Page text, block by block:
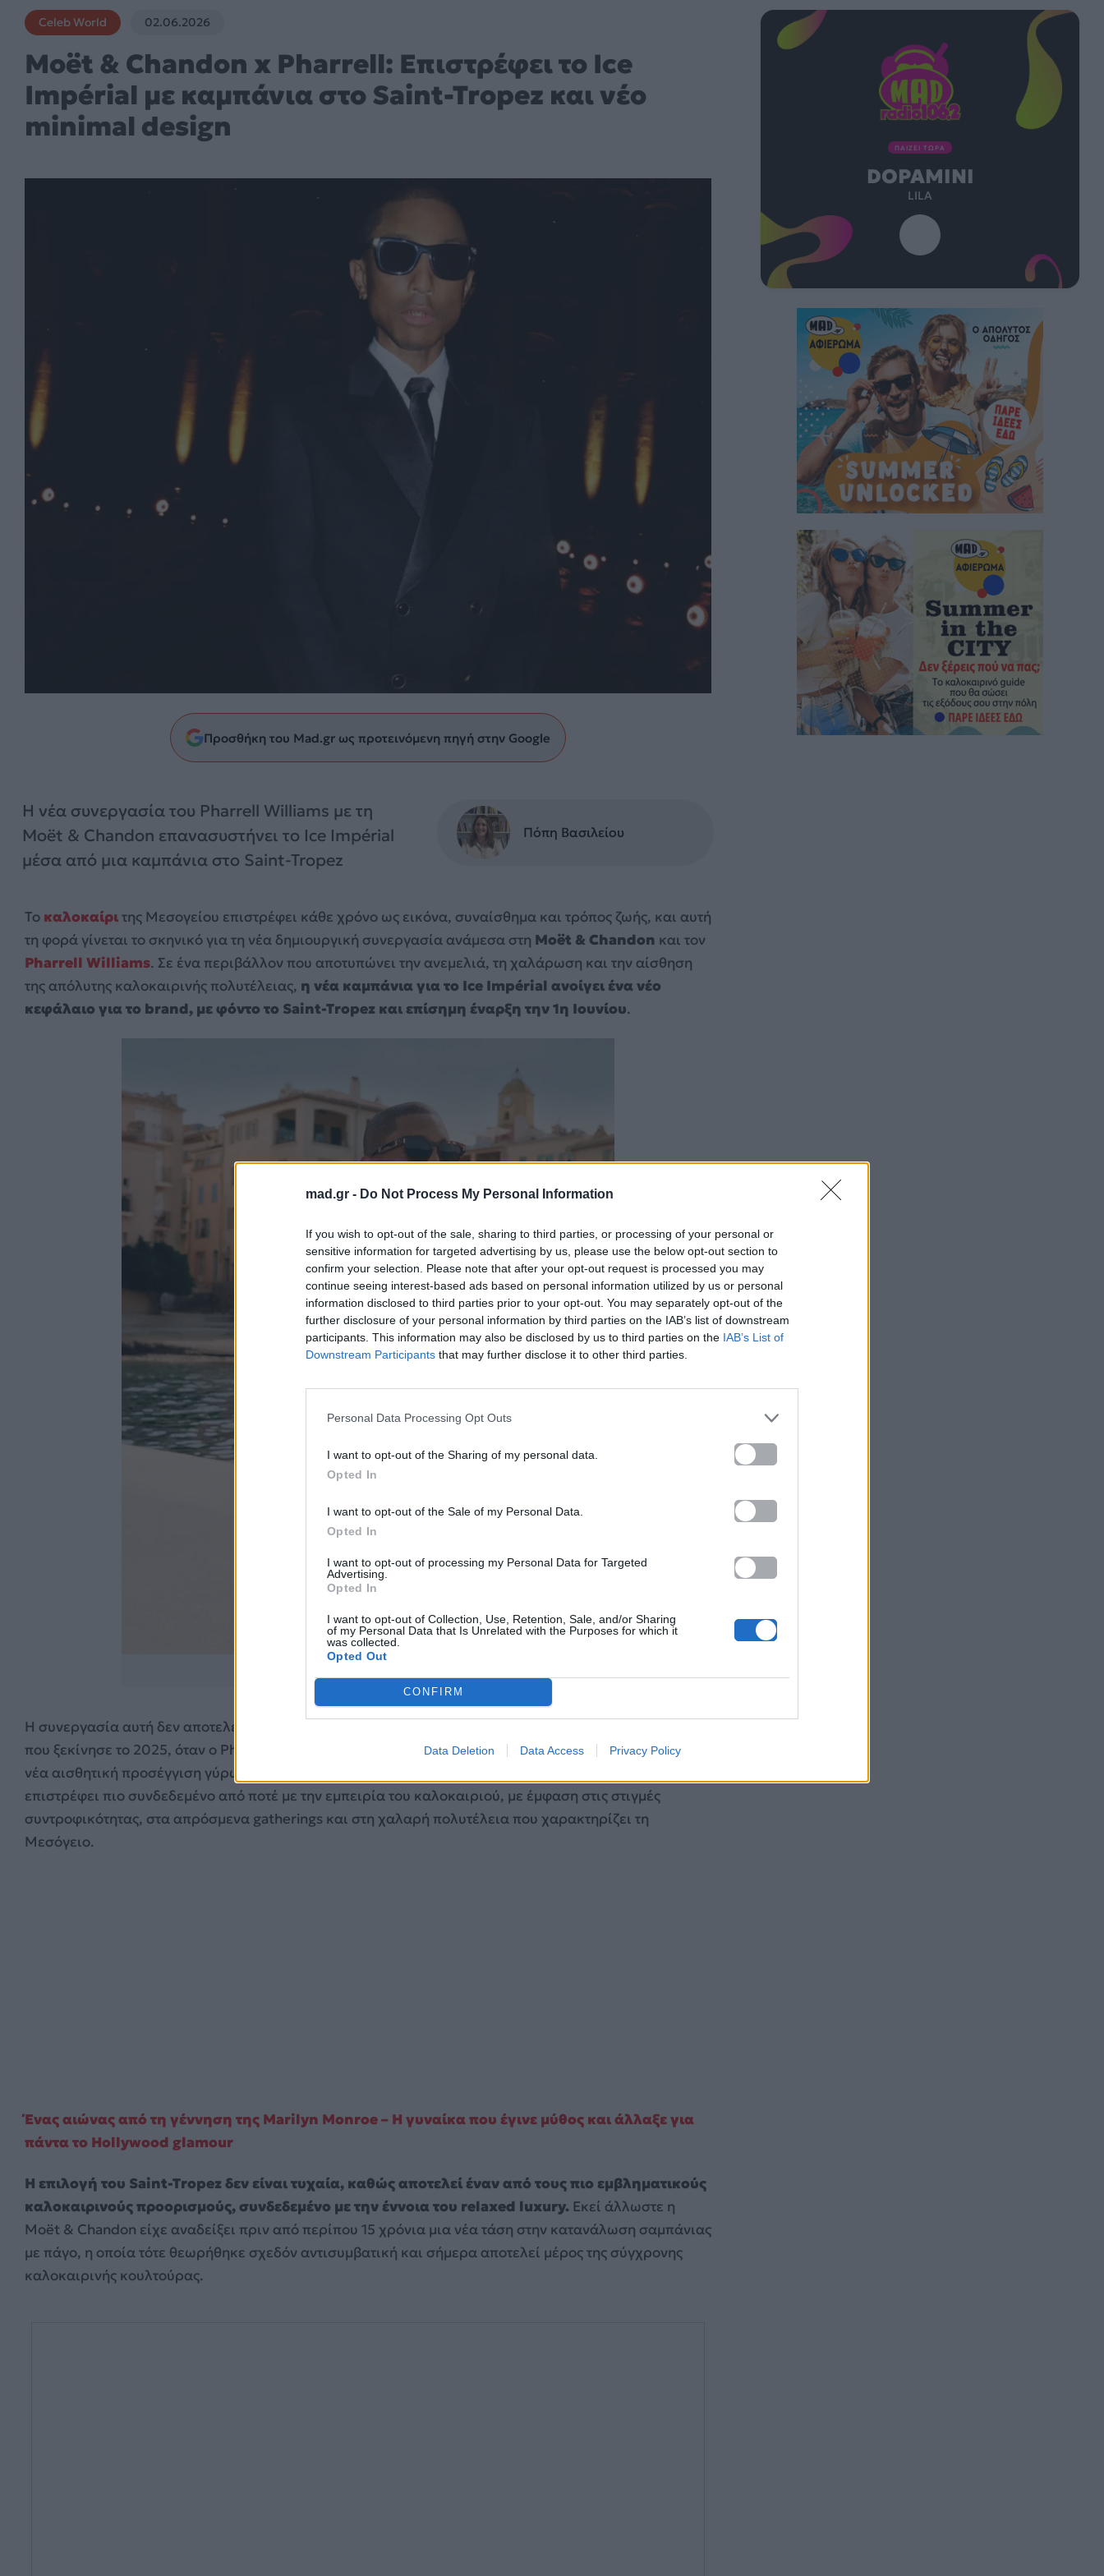
mad.gr - Do Not Process My Personal Information
If you wish to opt-out of the sale, sharing to third parties, or processing of your personal or
sensitive information for targeted advertising by us, please use the below opt-out section to
confirm your selection. Please note that after your opt-out request is processed you may
continue seeing interest-based ads based on personal information utilized by us or personal
information disclosed to third parties prior to your opt-out. You may separately opt-out of the
further disclosure of your personal information by third parties on the IAB’s list of downstream
participants. This information may also be disclosed by us to third parties on the IAB’s List of
Downstream Participants that may further disclose it to other third parties.
Personal Data Processing Opt Outs
I want to opt-out of the Sharing of my personal data.
Opted In
I want to opt-out of the Sale of my Personal Data.
Opted In
I want to opt-out of processing my Personal Data for Targeted
Advertising.
Opted In
I want to opt-out of Collection, Use, Retention, Sale, and/or Sharing
of my Personal Data that Is Unrelated with the Purposes for which it
was collected.
Opted Out
CONFIRM
Data Deletion Data Access Privacy Policy
Celeb World 02.06.2026
Moët & Chandon x Pharrell: Eπιστρέφει το Ice
Impérial με καμπάνια στο Saint-Tropez και νέο
minimal design
Προσθήκη του Mad.gr ως προτεινόμενη πηγή στην Google
Η νέα συνεργασία του Pharrell Williams με τη
Moët & Chandon επανασυστήνει το Ice Impérial
μέσα από μια καμπάνια στο Saint-Tropez
Πόπη Βασιλείου
Το καλοκαίριτης Μεσογείου επιστρέφει κάθε χρόνο ως εικόνα, συναίσθημα και τρόπος ζωής, και αυτή
τη φορά γίνεται το σκηνικό για τη νέα δημιουργική συνεργασία ανάμεσα στη Moët & Chandon και τον
Pharrell Williams. Σε ένα περιβάλλον που αποτυπώνει την ανεμελιά, τη χαλάρωση και την αίσθηση
της απόλυτης καλοκαιρινής πολυτέλειας, η νέα καμπάνια για το Ice Impérial ανοίγει ένα νέο
κεφάλαιο για το brand, με φόντο το Saint-Tropez και επίσημη έναρξη την 1η Ιουνίου.
Η συνεργασία αυτή δεν αποτελεί μια απλή καμπάνια, αλλά τη συνέχεια ενός δημιουργικού διαλόγου
που ξεκίνησε το 2025, όταν ο Pharrell Williams επαναπροσδιόρισε την εικόνα της Maison μέσα από μια
νέα αισθητική προσέγγιση γύρω από την έννοια της γιορτής. Στη νέα αυτή φάση, το Ice Impérial
επιστρέφει πιο συνδεδεμένο από ποτέ με την εμπειρία του καλοκαιριού, με έμφαση στις στιγμές
συντροφικότητας, στα απρόσμενα gatherings και στη χαλαρή πολυτέλεια που χαρακτηρίζει τη
Μεσόγειο.
Ένας αιώνας από τη γέννηση της Marilyn Monroe – Η γυναίκα που έγινε μύθος και άλλαξε για
πάντα το Hollywood glamour
Η επιλογή του Saint-Tropez δεν είναι τυχαία, καθώς αποτελεί έναν από τους πιο εμβληματικούς
καλοκαιρινούς προορισμούς, συνδεδεμένο με την έννοια του relaxed luxury. Εκεί άλλωστε η
Moët & Chandon είχε αναδείξει πριν από περίπου 15 χρόνια μια νέα τάση στην κατανάλωση σαμπάνιας
με πάγο, η οποία τότε θεωρήθηκε σχεδόν αντισυμβατική και σήμερα αποτελεί μέρος της σύγχρονης
καλοκαιρινής κουλτούρας.
ΠΑΙΖΕΙ ΤΩΡΑ
DOPAMINI
LILA